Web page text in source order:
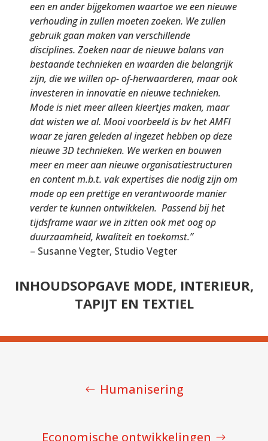
een en ander bijgekomen waartoe we een nieuwe
verhouding in zullen moeten zoeken. We zullen
gebruik gaan maken van verschillende
disciplines. Zoeken naar de nieuwe balans van
bestaande technieken en waarden die belangrijk
zijn, die we willen op- of-herwaarderen, maar ook
investeren in innovatie en nieuwe technieken.
Mode is niet meer alleen kleertjes maken, maar
dat wisten we al. Mooi voorbeeld is bv het AMFI
waar ze jaren geleden al ingezet hebben op deze
nieuwe 3D technieken. We werken en bouwen
meer en meer aan nieuwe organisatiestructuren
en content m.b.t. vak expertises die nodig zijn om
mode op een prettige en verantwoorde manier
verder te kunnen ontwikkelen. Passend bij het
tijdsframe waar we in zitten ook met oog op
duurzaamheid, kwaliteit en toekomst.”
– Susanne Vegter, Studio Vegter
INHOUDSOPGAVE MODE, INTERIEUR,
TAPIJT EN TEXTIEL
Humanisering
Economische ontwikkelingen